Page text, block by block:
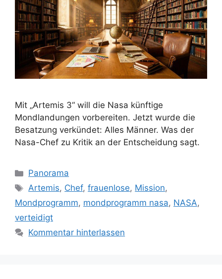
Mit „Artemis 3“ will die Nasa künftige
Mondlandungen vorbereiten. Jetzt wurde die
Besatzung verkündet: Alles Männer. Was der
Nasa-Chef zu Kritik an der Entscheidung sagt.
Kategorien
Panorama
Schlagwörter
Artemis, Chef,frauenlose, Mission,
Mondprogramm, mondprogramm nasa, NASA,
verteidigt
Kommentar hinterlassen